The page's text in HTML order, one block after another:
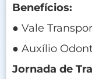
Benefícios:
● Vale
● Auxílio
Jornada de